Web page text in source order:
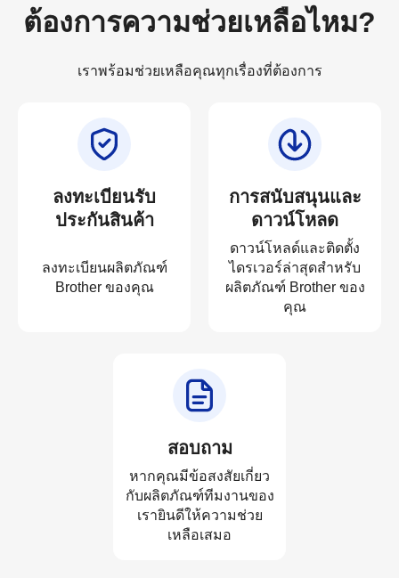
ต้องการความช่วยเหลือไหม?
เราพร้อมช่วยเหลือคุณทุกเรื่องที่ต้องการ
ลงทะเบียนรับ
ประกันสินค้า
ลงทะเบียนผลิตภัณฑ์
Brother ของคุณ
การสนับสนุนและ
ดาวน์โหลด
ดาวน์โหลด์และติดตั้ง
ไดรเวอร์ล่าสุดสำหรับ
ผลิตภัณฑ์ Brother ของ
คุณ
สอบถาม
หากคุณมีข้อสงสัยเกี่ยว
กับผลิตภัณฑ์ทีมงานของ
เรายินดีให้ความช่วย
เหลือเสมอ